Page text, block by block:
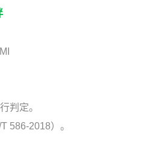
判定。
586-2018）。